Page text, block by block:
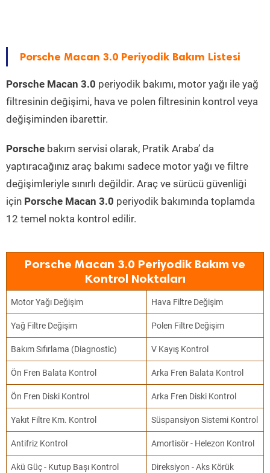
Porsche Macan 3.0 Periyodik Bakım Listesi
Porsche Macan 3.0 periyodik bakımı, motor yağı ile yağ
filtresinin değişimi, hava ve polen filtresinin kontrol veya
değişiminden ibarettir.
Porsche bakım servisi olarak, Pratik Araba’ da
yaptıracağınız araç bakımı sadece motor yağı ve filtre
değişimleriyle sınırlı değildir. Araç ve sürücü güvenliği
için Porsche Macan 3.0 periyodik bakımında toplamda
12 temel nokta kontrol edilir.
Porsche Macan 3.0 Periyodik Bakım ve
Kontrol Noktaları
Motor Yağı Değişim Hava Filtre Değişim
Yağ Filtre Değişim Polen Filtre Değişim
Bakım Sıfırlama (Diagnostic) V Kayış Kontrol
Ön Fren Balata Kontrol Arka Fren Balata Kontrol
Ön Fren Diski Kontrol Arka Fren Diski Kontrol
Yakıt Filtre Km. Kontrol Süspansiyon Sistemi Kontrol
Antifriz Kontrol Amortisör - Helezon Kontrol
Akü Güç - Kutup Başı Kontrol
Direksiyon - Aks Körük